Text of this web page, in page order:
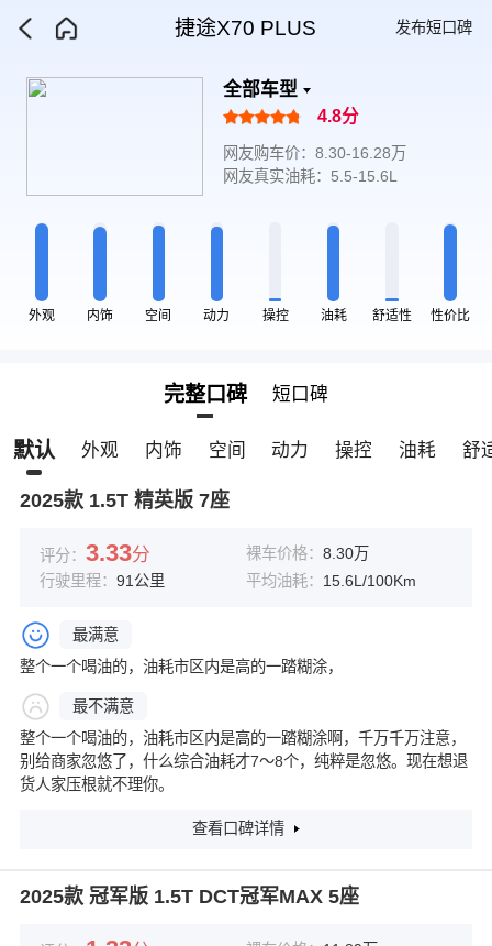
捷途X70 PLUS 发布短口碑
全部车型
4.8分
网友购车价：8.30-16.28万
网友真实油耗：5.5-15.6L
外观 内饰 空间 动力 操控 油耗 舒适性 性价比
完整口碑 短口碑
默认 外观 内饰 空间 动力 操控 油耗 舒
2025款 1.5T 精英版 7座
评分： 3.33分 裸车价格： 8.30万
行驶里程： 91公里 平均油耗： 15.6L/100Km
最满意
整个一个喝油的，油耗市区内是高的一踏糊涂，
最不满意
整个一个喝油的，油耗市区内是高的一踏糊涂啊，千万千万注意，
别给商家忽悠了，什么综合油耗才7～8个，纯粹是忽悠。现在想退
货人家压根就不理你。
查看口碑详情
2025款 冠军版 1.5T DCT冠军MAX 5座